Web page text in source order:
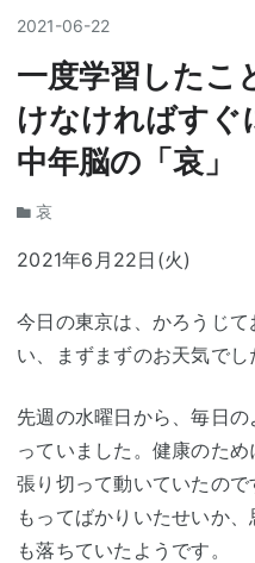
2021-06-22
一度学習したこ
けなければすぐ
中年脳の「哀」
哀
2021年6月22日(火)
今日の東京は、かろうじ
い、まずまずのお天気でし
先週の水曜日から、毎日
っていました。健康のため
張り切って動いていたの
もってばかりいたせいか
も落ちていたようです。